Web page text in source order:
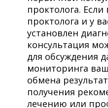
проктолога.
проктолога и у
установлен
консультация
для обсуждения
мониторинга
обмена
получения
лечению или